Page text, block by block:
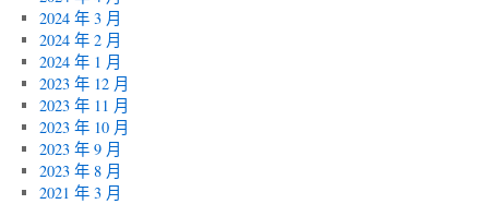
2024 年 3 月
2024 年 2 月
2024 年 1 月
2023 年 12 月
2023 年 11 月
2023 年 10 月
2023 年 9 月
2023 年 8 月
2021 年 3 月